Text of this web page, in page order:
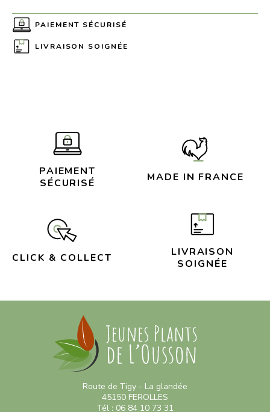
PAIEMENT SÉCURISÉ
LIVRAISON SOIGNÉE
PAIEMENT
SÉCURISÉ
MADE IN FRANCE
CLICK & COLLECT
LIVRAISON
SOIGNÉE
Route de Tigy - La glandée
45150 FEROLLES
Tél : 06 84 10 73 31